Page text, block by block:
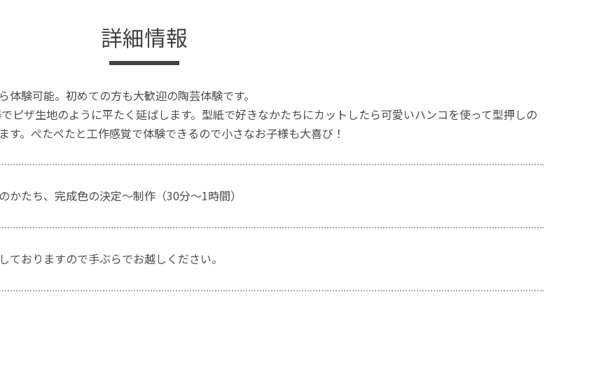
詳細情報
体験可能。初めての方も大歓迎の陶芸体験です。
ピザ生地のように平たく延ばします。型紙で好きなかたちにカットしたら可愛いハンコを使って型押しの
す。ぺたぺたと工作感覚で体験できるので小さなお子様も大喜び！
かたち、完成色の決定～制作（30分～1時間）
ておりますので手ぶらでお越しください。